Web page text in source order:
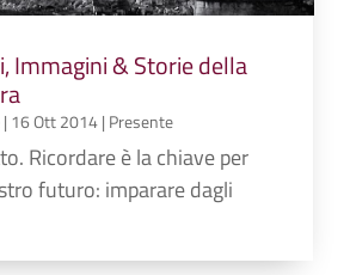
Immagini & Storie della
| 16 Ott 2014| Presente
Ricordare è la chiave per
futuro: imparare dagli